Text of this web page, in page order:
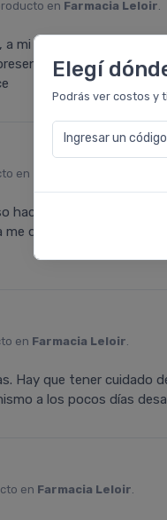
Elegí
Podrás ver costos y
Ingresar un
en Farmacia Leloir.
mi sobrino le eliminó
que la zona di de
en
hace años para mi y
dejó ni marcas ni
en Farmacia Leloir.
Hay que tener cuidado
a los pocos días
en Farmacia Leloir.